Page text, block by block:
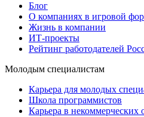
Блог
О компаниях в игровой
Жизнь в компании
ИТ-проекты
Рейтинг работодателей
Молодым специалистам
Карьера для молодых
Школа программистов
Карьера в некоммерческих